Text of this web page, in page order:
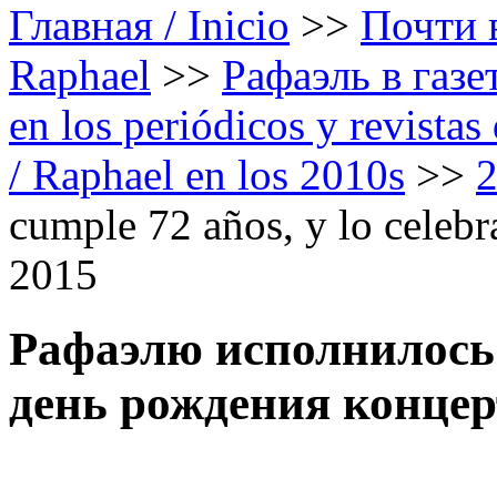
Главная / Inicio >> Почти
Raphael >> Рафаэль в
en los periódicos y
/ Raphael en los 2010s >>
cumple 72 años, y lo
2015
Рафаэлю
день рождения